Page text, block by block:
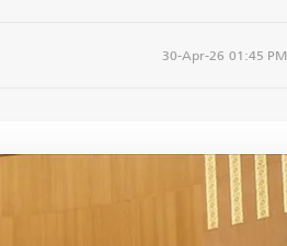
30-Apr-26 01:45 PM